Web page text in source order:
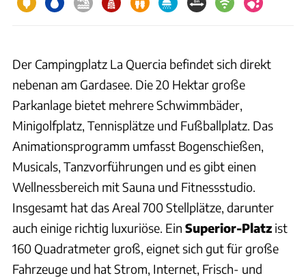
Der Campingplatz La Quercia befindet sich direkt
nebenan am Gardasee. Die 20 Hektar große
Parkanlage bietet mehrere Schwimmbäder,
Minigolfplatz, Tennisplätze und Fußballplatz. Das
Animationsprogramm umfasst Bogenschießen,
Musicals, Tanzvorführungen und es gibt einen
Wellnessbereich mit Sauna und Fitnessstudio.
Insgesamt hat das Areal 700 Stellplätze, darunter
auch einige richtig luxuriöse. Ein Superior-Platz ist
160 Quadratmeter groß, eignet sich gut für große
Fahrzeuge und hat Strom, Internet, Frisch- und